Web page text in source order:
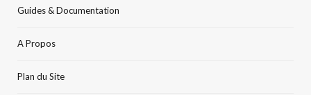
Guides & Documentation
A Propos
Plan du Site